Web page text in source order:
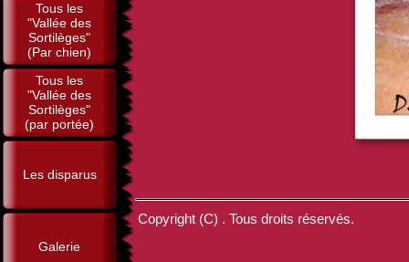
Tous les
"Vallée des
Sortilèges"
(Par chien)
Tous les
"Vallée des
Sortilèges"
(par portée)
Les disparus
Galerie
Copyright (C) . Tous droits réservés.